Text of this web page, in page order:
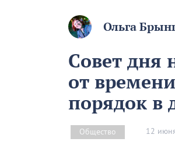
Ольга
Совет дня
от
порядок в
Общество 12